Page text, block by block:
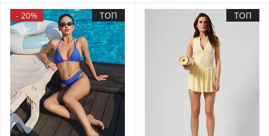
- 20% ТОП ТОП